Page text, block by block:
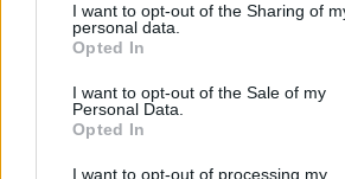
I want to opt-out of the Sharing of
personal data.
Opted In
I want to opt-out of the Sale of my
Personal Data.
Opted In
I want to opt-out of processing my
09:14
Χανιά: Ελλείψεις προσωπικού και
09:08
των σούπερ μάρκετ